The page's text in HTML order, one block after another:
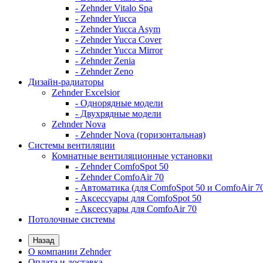
- Zehnder Vitalo Spa
- Zehnder Yucca
- Zehnder Yucca Asym
- Zehnder Yucca Cover
- Zehnder Yucca Mirror
- Zehnder Zenia
- Zehnder Zeno
Дизайн-радиаторы
Zehnder Excelsior
- Однорядные модели
- Двухрядные модели
Zehnder Nova
- Zehnder Nova (горизонтальная)
Системы вентиляции
Комнатные вентиляционные установки
- Zehnder ComfoSpot 50
- Zehnder ComfoAir 70
- Автоматика (для ComfoSpot 50 и ComfoAir
- Аксессуары для ComfoSpot 50
- Аксессуары для ComfoAir 70
Потолочные системы
Назад
О компании Zehnder